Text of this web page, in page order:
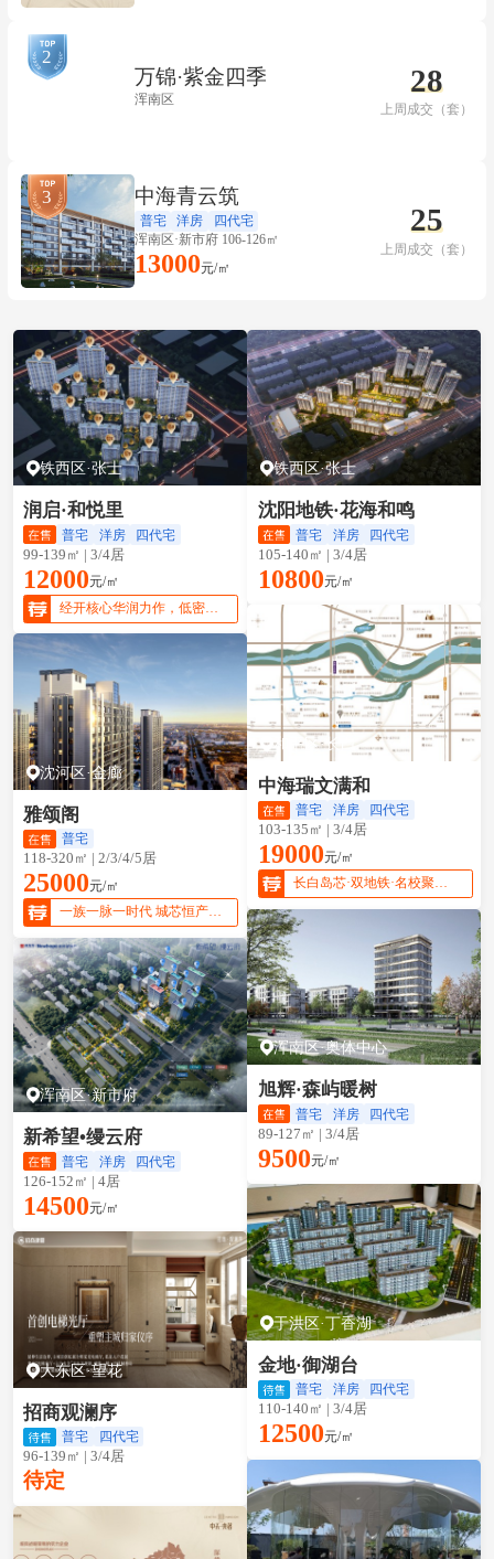
2
万锦·紫金四季
浑南区
28
上周成交（套）
3 中海青云筑
普宅 洋房
四代宅
浑南区·新市府 106-126㎡
13000元/㎡
25
上周成交（套）
铁西区·张士
润启·和悦里
普宅 洋房 四代宅
99-139㎡ | 3/4居
12000元/㎡
经开核心华润力作，低密宜居性价比优选
沈河区·金廊
雅颂阁
普宅
118-320㎡ | 2/3/4/5居
25000元/㎡
一族一脉一时代 城芯恒产 敬献壹号人物
浑南区·新市府
新希望•缦云府
普宅 洋房 四代宅
126-152㎡ | 4居
14500元/㎡
大东区·望花
招商观澜序
普宅 四代宅
96-139㎡ | 3/4居
待定
铁西区·张士
沈阳地铁·花海和鸣
普宅 洋房 四代宅
105-140㎡ | 3/4居
10800元/㎡
和平区·长白
中海瑞文满和
普宅 洋房 四代宅
103-135㎡ | 3/4居
19000元/㎡
长白岛芯·双地铁·名校聚集·精装四代宅
浑南区·奥体中心
旭辉·森屿暖树
普宅 洋房 四代宅
89-127㎡ | 3/4居
9500元/㎡
于洪区·丁香湖
金地·御湖台
普宅 洋房 四代宅
110-140㎡ | 3/4居
12500元/㎡